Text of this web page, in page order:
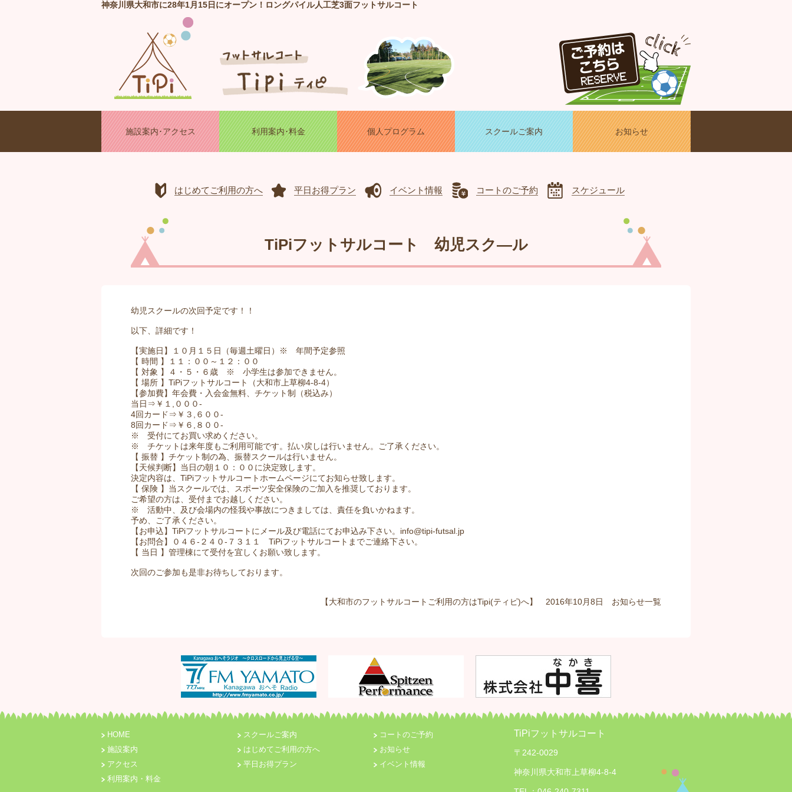
神奈川県大和市に28年1月15日にオープン！ロングパイル人工芝3面フットサルコート
施設案内･アクセス 利用案内･料金 個人プログラム スクールご案内 お知らせ
はじめてご利用の方へ 平日お得プラン イベント情報 コートのご予約 スケジュール
TiPiフットサルコート 幼児スク―ル
幼児スクールの次回予定です！！
以下、詳細です！
【実施日】１０月１５日（毎週土曜日）※ 年間予定参照
【 時間 】１１：００～１２：００
【 対象 】４・５・６歳 ※ 小学生は参加できません。
【 場所 】TiPiフットサルコート（大和市上草柳4-8-4）
【参加費】年会費・入会金無料、チケット制（税込み）
当日⇒￥１,０００-
4回カード⇒￥３,６００-
8回カード⇒￥６,８００-
※ 受付にてお買い求めください。
※ チケットは来年度もご利用可能です。払い戻しは行いません。ご了承ください。
【 振替 】チケット制の為、振替スクールは行いません。
【天候判断】当日の朝１０：００に決定致します。
決定内容は、TiPiフットサルコートホームページにてお知らせ致します。
【 保険 】当スクールでは、スポーツ安全保険のご加入を推奨しております。
ご希望の方は、受付までお越しください。
※ 活動中、及び会場内の怪我や事故につきましては、責任を負いかねます。
予め、ご了承ください。
【お申込】TiPiフットサルコートにメール及び電話にてお申込み下さい。info@tipi-futsal.jp
【お問合】０４６-２４０-７３１１ TiPiフットサルコートまでご連絡下さい。
【 当日 】管理棟にて受付を宜しくお願い致します。
次回のご参加も是非お待ちしております。
【大和市のフットサルコートご利用の方はTipi(ティピ)へ】 2016年10月8日 お知らせ一覧
HOME
施設案内
アクセス
利用案内・料金
スクールご案内
はじめてご利用の方へ
平日お得プラン
コートのご予約
お知らせ
イベント情報
TiPiフットサルコート
〒242-0029
神奈川県大和市上草柳4-8-4